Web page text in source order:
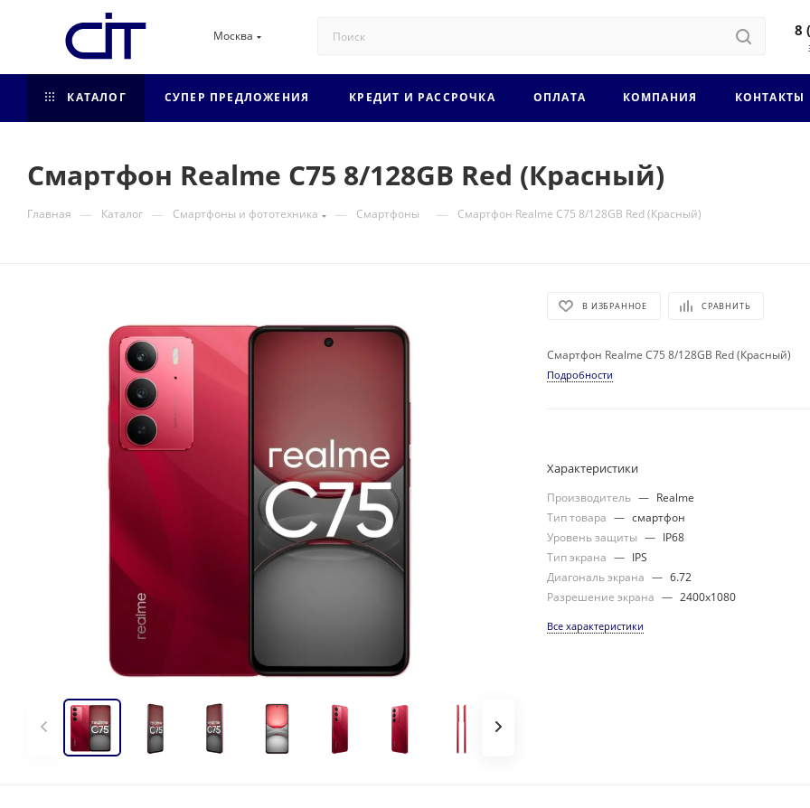
Москва 8
КАТАЛОГ СУПЕР ПРЕДЛОЖЕНИЯ КРЕДИТ И РАССРОЧКА ОПЛАТА КОМПАНИЯ КОНТАКТЫ
Смартфон Realme C75 8/128GB Red (Красный)
Главная — Каталог — Смартфоны и фототехника — Смартфоны — Смартфон Realme C75 8/128GB Red (Красный)
В ИЗБРАННОЕ СРАВНИТЬ
Смартфон Realme C75 8/128GB Red (Красный)
Подробности
Характеристики
Производитель — Realme
Тип товара — смартфон
Уровень защиты — IP68
Тип экрана — IPS
Диагональ экрана — 6.72
Разрешение экрана — 2400x1080
Все характеристики